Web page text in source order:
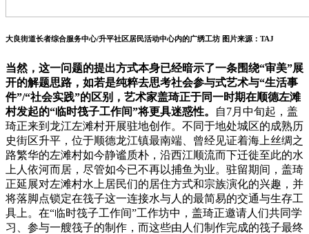
大良街道长者综合服务中心/升平社区居民活动中心内的广绣工坊 图片来源：TAJ
当然，这一问题的提出方式本身已经暗示了一条围绕“审美”展
开的解题思路，如若是纯粹去思考社会参与式艺术与“生活事
件”/“社会实践”的区别，艺术家盖琦正于同一时期在顺德左滩
村发起的“临时筏子工作间”将更具迷惑性。
自7月中旬起，盖
琦正来到龙江左滩村开展驻地创作。不同于地处城区的成熟历
史街区升平，位于顺德龙江镇最南端、曾经见证着海上丝绸之
路繁华的左滩村如今静谧质朴，沿西江顺流而下迁徙至此的水
上人依河而居，尽管如今已不再以捕鱼为业。驻留期间，盖琦
正延展对左滩村水上居民们的居住方式和宗族演化的兴趣，并
将落脚点锁定在筏子这一连接水与人的最简易的交通与生存工
具上。在“临时筏子工作间”工作坊中，盖琦正邀请人们共同学
习、参与一艘筏子的制作，而这些由人们制作完成的筏子最终